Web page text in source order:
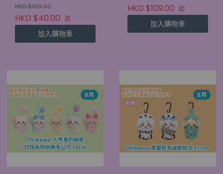
HKD $160.00
HKD $40.00 起
加入購物車
22.5cm
HKD $109.00 起
加入購物車